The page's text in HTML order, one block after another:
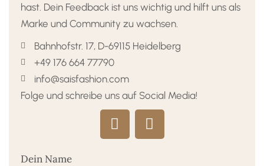
hast. Dein Feedback ist uns wichtig und hilft uns als
Marke und Community zu wachsen.
Bahnhofstr. 17, D-69115 Heidelberg
+49 176 664 77790
info@saisfashion.com
Folge und schreibe uns auf Social Media!
Dein Name